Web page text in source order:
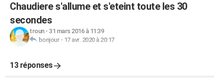
Chaudiere s'allume et s'eteint toute les 30
secondes
troun- 31 mars 2016 à 11:39
bonjour- 17 avr. 2020 à 20:17
13 réponses